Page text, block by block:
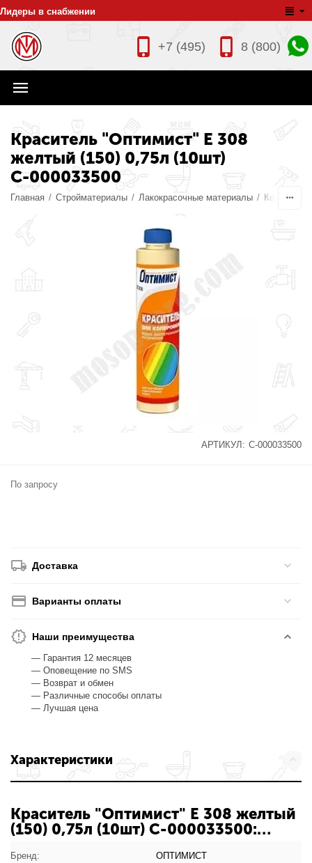
Лидеры в снабжении
8 (800)
+7 (495)
Краситель "Оптимист" Е 308
желтый (150) 0,75л (10шт)
С-000033500
Главная / Стройматериалы / Лакокрасочные материалы / Колеры
АРТИКУЛ: С-000033500
По запросу
Доставка
Варианты оплаты
Наши преимущества
— Гарантия 12 месяцев
— Оповещение по SMS
— Возврат и обмен
— Различные способы оплаты
— Лучшая цена
Характеристики
Краситель "Оптимист" Е 308 желтый
(150) 0,75л (10шт) С-000033500:
Бренд:
ОПТИМИСТ